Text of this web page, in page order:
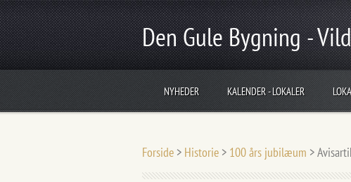
Den Gule Bygning -
NYHEDER KALENDER - LOKALER
Forside > Historie > 100 års jubilæum >